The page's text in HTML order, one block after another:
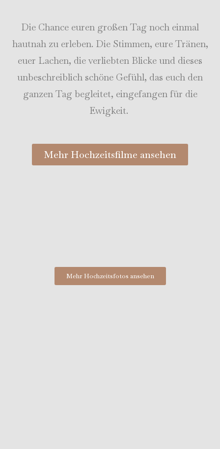
Die Chance euren großen Tag noch einmal
hautnah zu erleben. Die Stimmen, eure Tränen,
euer Lachen, die verliebten Blicke und dieses
unbeschreiblich schöne Gefühl, das euch den
ganzen Tag begleitet, eingefangen für die
Ewigkeit.
Mehr Hochzeitsfilme ansehen
Mehr Hochzeitsfotos ansehen